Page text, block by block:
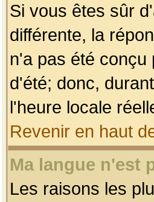
Si vous êtes sûr
différente, la
n'a pas été conçu
d'été; donc,
l'heure locale
Revenir en haut
Ma langue n'est
Les raisons les